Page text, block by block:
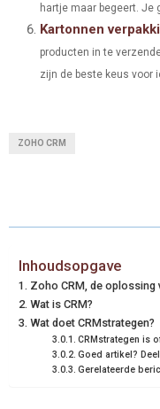
hartje maar begeert. Je
Kartonnen
producten in te
zijn de beste keus voor
ZOHO CRM
Inhoudsopgave
Zoho CRM, de oplossing
Wat is CRM?
Wat doet CRMstrategen?
CRMstrategen is
Goed artikel?
Gerelateerde